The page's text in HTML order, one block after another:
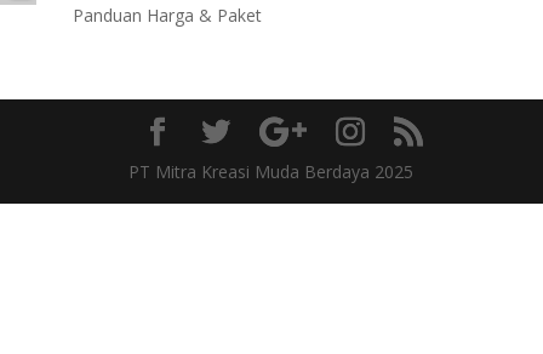
Panduan Harga & Paket
PT Mitra Kreasi Muda Berdaya 2025